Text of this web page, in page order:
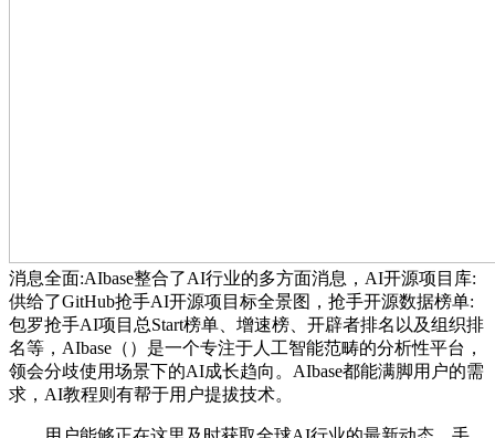
消息全面:AIbase整合了AI行业的多方面消息，AI开源项目库:
供给了GitHub抢手AI开源项目标全景图，抢手开源数据榜单:
包罗抢手AI项目总Start榜单、增速榜、开辟者排名以及组织排
名等，AIbase（）是一个专注于人工智能范畴的分析性平台，
领会分歧使用场景下的AI成长趋向。AIbase都能满脚用户的需
求，AI教程则有帮于用户提拔技术。